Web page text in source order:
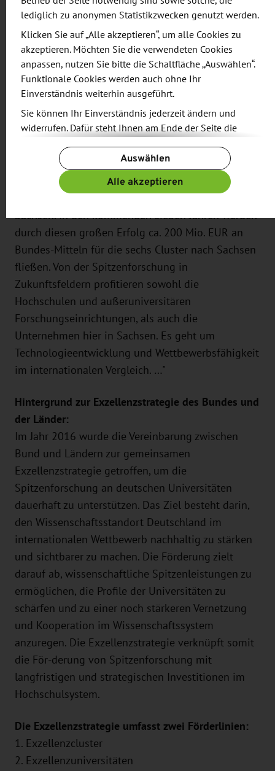
Menschen von dieser Technologie profitieren
können.
Dazu Wissenschaftsminister Sebastian Gemkow,
der auch an der Entscheidungssitzung
teilgenommen hat: »Im Wettbewerb der besten
Universitäten und Spitzenforschungsbereiche
Deutschlands haben die TU Dresden und erstmals
auch die Universität Leipzig mit herausragenden
Clusteranträgen überzeugt. … Das ist ein riesiger
Erfolg nicht nur für die Universitäten selbst,
Sachsen. In den kommenden sieben Jahren werden
durch diesen großen Erfolg ca. 200 Mio. EUR an
Bundes-Mitteln für die sechs Cluster nach Sachsen
fließen. Von der Spitzenforschung in
Zukunftsfeldern profitieren sowohl die
Hochschulen und außeruniversitären
Forschungseinrichtungen, als auch die
Unternehmen hier in Sachsen. Es geht um
Technologieentwicklung und Wettbewerbsfähigkeit
im internationalen Vergleich. …"
Hintergrund zur Exzellenzstrategie des Bundes und
der Länder:
Im Jahr 2016 wurde die Vereinbarung zwischen
Bund und Ländern zur gemeinsamen
Exzellenzstrategie getroffen, um die
Spitzenforschung an deutschen Universitäten
dauerhaft zu unterstützen. Das Ziel besteht darin,
den Wissenschaftsstandort Deutschland im
internationalen Wettbewerb nachhaltig zu stärken
und sichtbarer zu machen. Die Förderung zielt
darauf ab, wissenschaftliche Spitzenleistungen zu
ermöglichen, die Profile der Universitäten zu
schärfen und zu einer noch stärkeren Vernetzung
und Kooperation im Wissenschaftssystem
anzuregen. Die Exzellenzstrategie verknüpft somit
die För-derung von Spitzenforschung mit
langfristigen und strategischen Investitionen im
Hochschulsystem.
Die Exzellenzstrategie umfasst zwei Förderlinien:
1. Exzellenzcluster
2. Exzellenzuniversitäten
lediglich zu anonymen Statistikzwecken genutzt werden.
Klicken Sie auf „Alle akzeptieren“, um alle Cookies zu
akzeptieren. Möchten Sie die verwendeten Cookies
anpassen, nutzen Sie bitte die Schaltfläche „Auswählen“.
Funktionale Cookies werden auch ohne Ihr
Einverständnis weiterhin ausgeführt.
Sie können Ihr Einverständnis jederzeit ändern und
widerrufen. Dafür steht Ihnen am Ende der Seite die
Verfügung.
Weitere Informationen finden Sie in unseren
Datenschutzbestimmungenund ergänzend in unserem
Auswählen
Alle akzeptieren